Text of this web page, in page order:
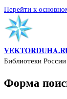
Перейти к
Библиотеки России
Форма